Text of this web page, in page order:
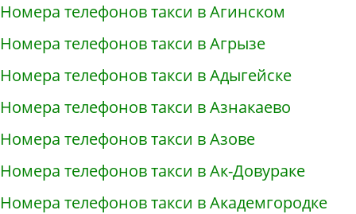
Номера телефонов такси в Агинском
Номера телефонов такси в Агрызе
Номера телефонов такси в Адыгейске
Номера телефонов такси в Азнакаево
Номера телефонов такси в Азове
Номера телефонов такси в Ак-Довураке
Номера телефонов такси в Академгородке